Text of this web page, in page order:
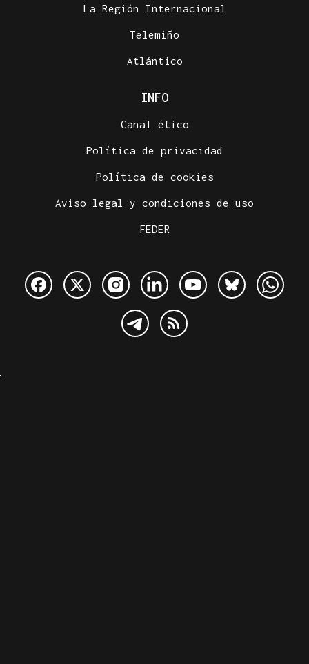
La Región Internacional
Telemiño
Atlántico
INFO
Canal ético
Política de privacidad
Política de cookies
Aviso legal y condiciones de uso
FEDER